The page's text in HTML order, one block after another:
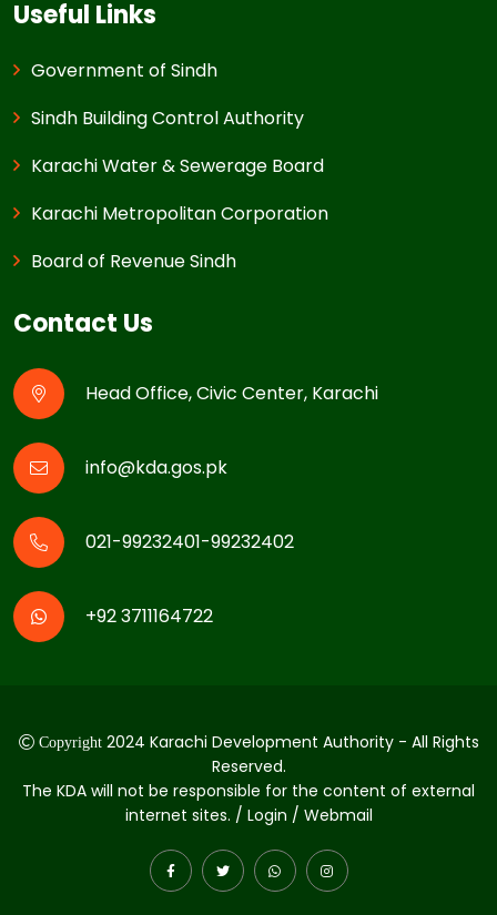
Useful Links
Government of Sindh
Sindh Building Control Authority
Karachi Water & Sewerage Board
Karachi Metropolitan Corporation
Board of Revenue Sindh
Contact Us
Head Office, Civic Center, Karachi
info@kda.gos.pk
021-99232401-99232402
+92 3711164722
Copyright2024 Karachi Development Authority - All Rights
Reserved.
The KDA will not be responsible for the content of external
internet sites. / Login / Webmail